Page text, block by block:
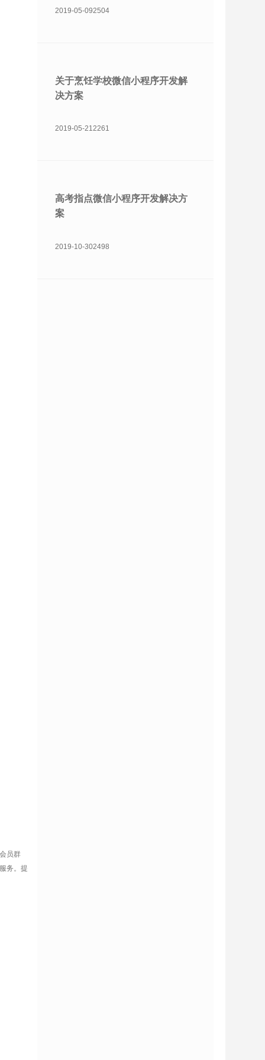
2019-05-092504
关于烹饪学校微信小程序开发解
决方案
2019-05-212261
高考指点微信小程序开发解决方
案
2019-10-302498
员群
务。提